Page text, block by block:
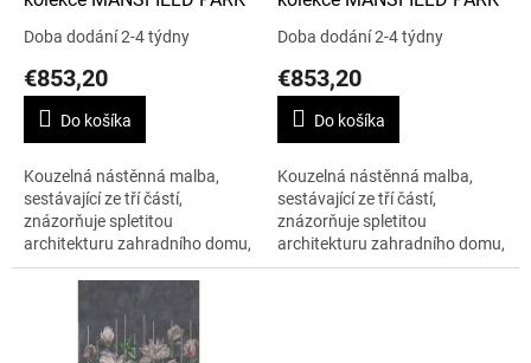
Doba dodání 2-4 týdny
€853,20
Do košíka
Kouzelná nástěnná malba,
sestávající ze tří částí,
znázorňuje spletitou
architekturu zahradního domu,
obklopeného tropickou
roli 9 m x 70 cm.
Doba dodání 2-4 týdny
€853,20
Do košíka
Kouzelná nástěnná malba,
sestávající ze tří částí,
znázorňuje spletitou
architekturu zahradního domu,
obklopeného tropickou